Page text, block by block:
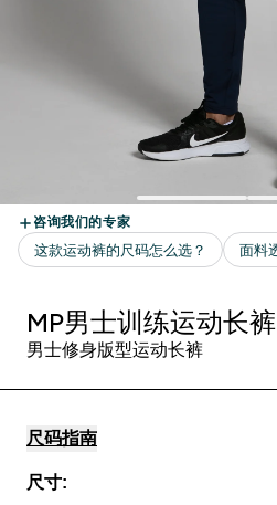
MP男士训练运动长裤
男士修身版型运动长裤
尺码指南
尺寸: